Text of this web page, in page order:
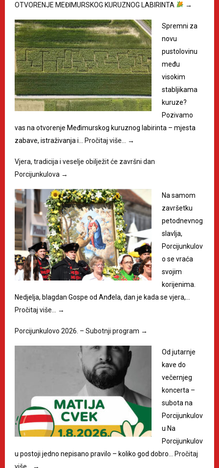
OTVORENJE MEĐIMURSKOG KURUZNOG LABIRINTA →
Spremni za
novu
pustolovinu
među
visokim
stabljikama
kuruze?
Pozivamo
vas na otvorenje Međimurskog kuruznog labirinta – mjesta
zabave, istraživanja i…
Pročitaj više… →
Vjera, tradicija i veselje obilježit će završni dan
Porcijunkulova →
Na samom
završetku
petodnevnog
slavlja,
Porcijunkulov
o se vraća
svojim
korijenima.
Nedjelja, blagdan Gospe od Anđela, dan je kada se vjera,…
Pročitaj više…
→
Porcijunkulovo 2026. – Subotnji program →
Od jutarnje
kave do
večernjeg
koncerta –
subota na
Porcijunkulov
u Na
Porcijunkulov
u postoji jedno nepisano pravilo – koliko god dobro…
Pročitaj